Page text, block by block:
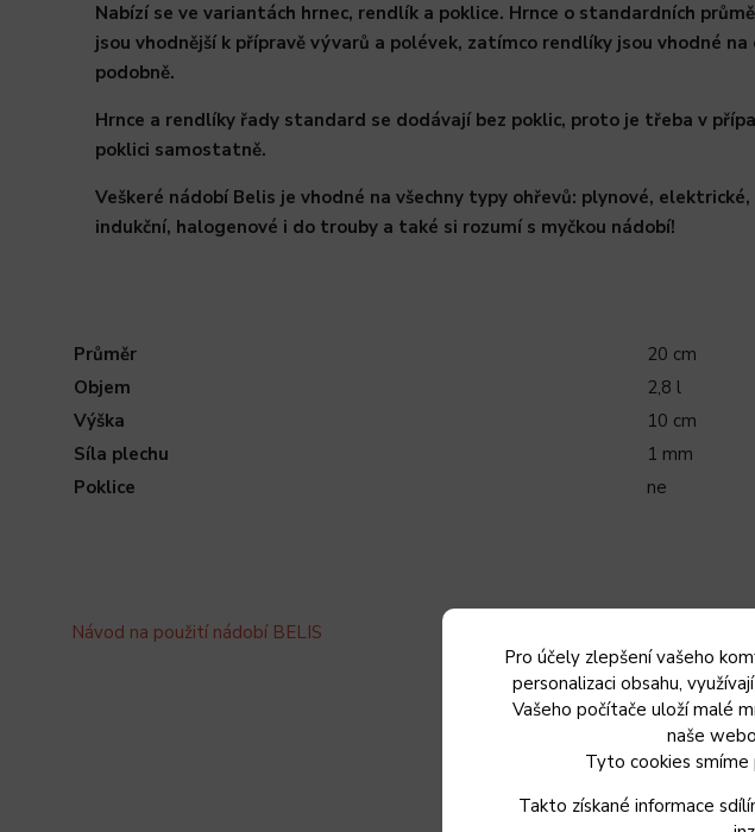
Pro účely zlepšení vašeho
personalizaci obsahu,
Vašeho počítače uloží malé
naše
Tyto cookies smíme
Takto získané informace
Nabízí se ve variantách hrnec, rendlík a poklice. Hrnce o standardních
jsou vhodnější k přípravě vývarů a polévek, zatímco rendlíky jsou vhodné na
podobně.
Hrnce a rendlíky řady standard se dodávají bez poklic, proto je třeba v
poklici samostatně.
Veškeré nádobí Belis je vhodné na všechny typy ohřevů: plynové,
indukční, halogenové i do trouby a také si rozumí s myčkou nádobí!
Průměr
20 cm
Objem
2,8 l
Výška
10 cm
Síla plechu
1 mm
Poklice
ne
Návod na použití nádobí BELIS